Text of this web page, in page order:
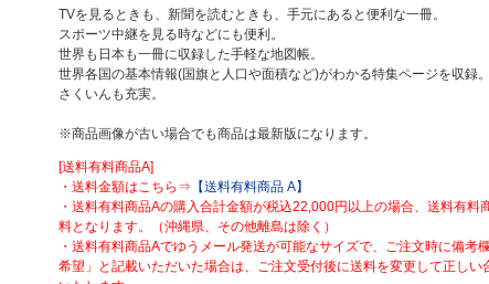
TVを見るときも、新聞を読むときも、手元にあると便利な一冊。
スポーツ中継を見る時などにも便利。
世界も日本も一冊に収録した手軽な地図帳。
世界各国の基本情報(国旗と人口や面積など)がわかる特集ページを収録。
さくいんも充実。
※商品画像が古い場合でも商品は最新版になります。
[送料有料商品A]
・送料金額はこちら⇒ 【送料有料商品 A】
・送料有料商品Aの購入合計金額が税込22,000円以上の場合、送料有料
料となります。（沖縄県、その他離島は除く）
・送料有料商品Aでゆうメール発送が可能なサイズで、ご注文時に備考
希望」と記載いただいた場合は、ご注文受付後に送料を変更して正しい